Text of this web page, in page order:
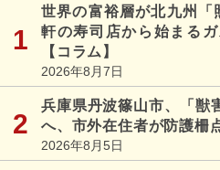
世界の富裕層が北九州「
軒の寿司店から始まる
【コラム】
2026年8月7日
兵庫県丹波篠山市、「獣
へ、市外在住者が防護柵
2026年8月5日